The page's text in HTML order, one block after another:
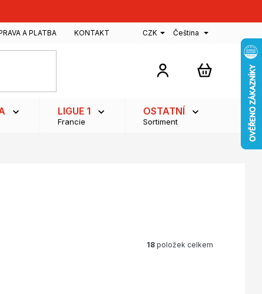
A PLATBA KONTAKT CZK Čeština
NÁKUPNÍ
LIGUE 1
Francie
OSTATNÍ
Sortiment
18 položek celkem